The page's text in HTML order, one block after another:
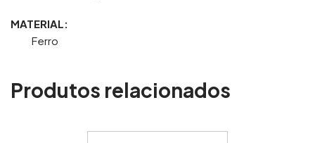
MATERIAL:
Ferro
Produtos relacionados